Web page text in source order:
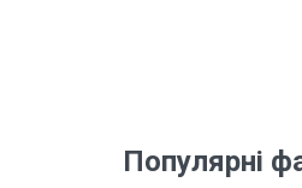
Популярні